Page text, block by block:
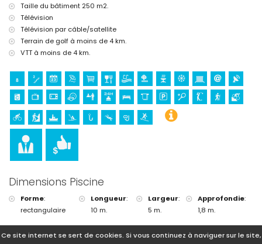
Ce site internet se sert de cookies. Si vous continuez à naviguer sur le site,
Sports
tennis, golf (Club de Golf Jávea), randonnée, VTT, cyclisme, escalade,
canoë, kayak, pêche, plongée, snorkeling et surf (à moins de 5
kilomètres de la villa)
équitation (à moins de 10 kilomètres de la villa)
Taille du bâtiment 250 m2.
Télévision
Télévision par câble/satellite
Terrain de golf à moins de 4 km.
VTT à moins de 4 km.
Dimensions Piscine
Forme:
rectangulaire
Longueur:
10 m.
Largeur:
5 m.
Approfondie:
1,8 m.